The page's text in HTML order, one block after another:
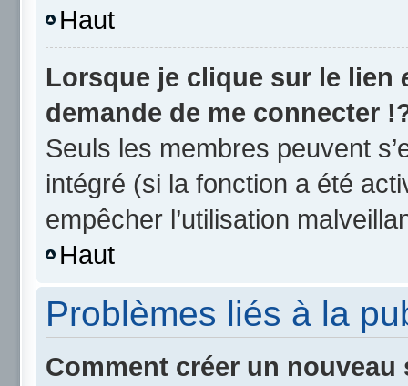
Haut
Lorsque je clique sur le lien
demande de me connecter
Seuls les membres peuvent
intégré (si la fonction a été
empêcher l’utilisation
Haut
Problèmes liés à la
Comment créer un